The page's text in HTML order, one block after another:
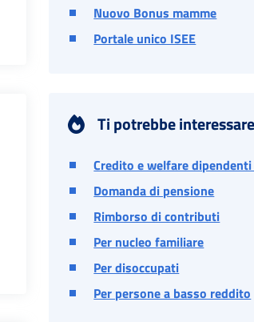
Nuovo Bonus mamme
Portale unico ISEE
Ti potrebbe interessare
Credito e welfare
Domanda di pensione
Rimborso di contributi
Per nucleo familiare
Per disoccupati
Per persone a basso reddito